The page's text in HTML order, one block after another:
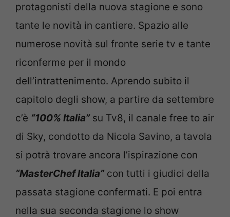
protagonisti della nuova stagione e sono
tante le novità in cantiere. Spazio alle
numerose novità sul fronte serie tv e tante
riconferme per il mondo
dell’intrattenimento. Aprendo subito il
capitolo degli show, a partire da settembre
c’è “100% Italia” su Tv8, il canale free to air
di Sky, condotto da Nicola Savino, a tavola
si potrà trovare ancora l’ispirazione con
“MasterChef Italia” con tutti i giudici della
passata stagione confermati. E poi entra
nella sua seconda stagione lo show